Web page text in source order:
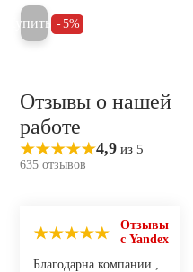
Купить 5%
Отзывы о нашей
работе
4,9 из 5
635 отзывов
Отзывы
с Yandex
Благодарна компании ,